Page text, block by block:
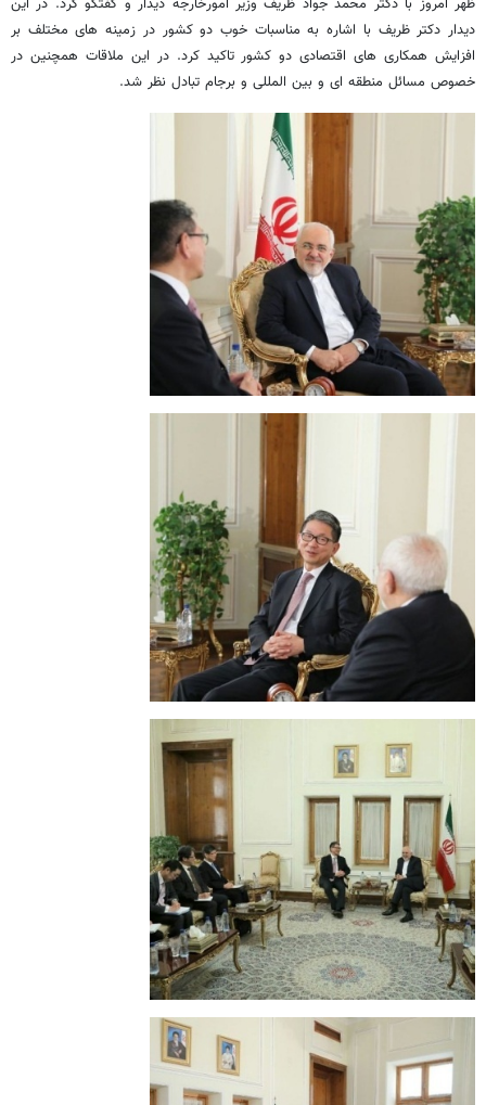
دیدار دکتر ظریف با اشاره به مناسبات خوب دو کشور در زمینه های مختلف بر
افزایش همکاری های اقتصادی دو کشور تاکید کرد. در این ملاقات همچنین در
خصوص مسائل منطقه ای و بین المللی و برجام تبادل نظر شد.